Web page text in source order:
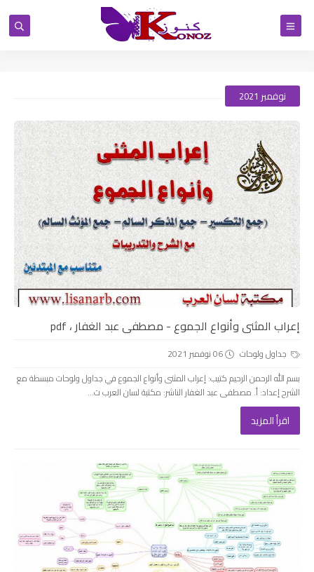
نوفمبر 2021
إعراب المثنى وأنواع الجموع - مصطفى عبد الغفار ، pdf
جداول ولوحات
06 نوفمبر 2021
بسم الله الرحمن الرحيم كتيب: إعراب المثنى وأنواع الجموع في جداول ولوحات مبسطة مع
الشرح إعداد: أ. مصطفى عبد الغفار الناشر: مكتبة لسان العرب ت...
اقرأ المزيد